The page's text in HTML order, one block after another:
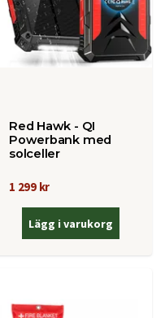
Red Hawk - QI
Powerbank med
solceller
1 299 kr
Lägg i varukorg